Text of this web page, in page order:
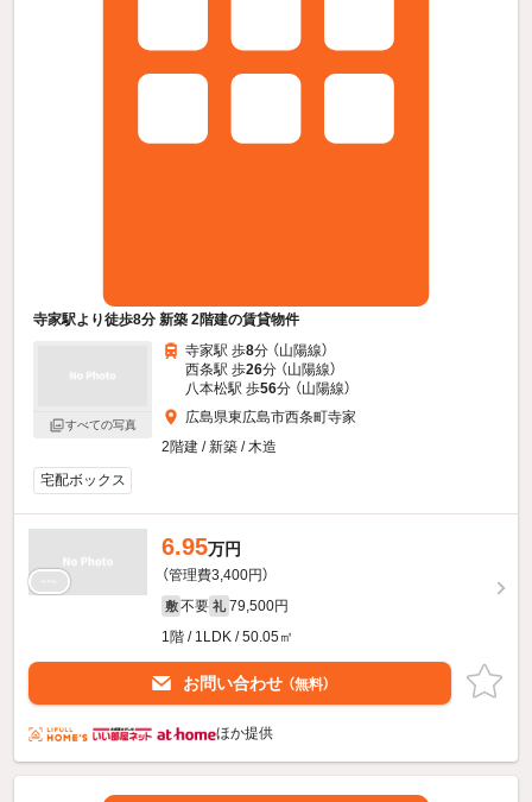
寺家駅より徒歩8分 新築 2階建の賃貸物件
すべての写真
寺家駅 歩8分 （山陽線）
西条駅 歩26分 （山陽線）
八本松駅 歩56分 （山陽線）
広島県東広島市西条町寺家
2階建 / 新築 / 木造
宅配ボックス
6.95万円
（管理費3,400円）
敷 不要 礼 79,500円
1階 / 1LDK / 50.05㎡
お問い合わせ （無料）
ほか提供